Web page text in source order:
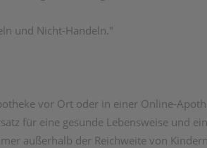
und Nicht-Handeln."
vor Ort oder in einer Online-
für eine gesunde Lebensweise und
außerhalb der Reichweite von